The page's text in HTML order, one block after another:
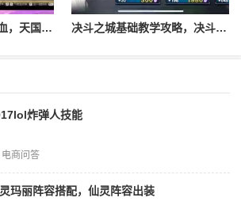
天国拯救如何洗装备血，天国拯救怎么洗衣服 决斗之城基础教学攻略，决斗之城教学攻略2111
炸弹人技能
电商问答
玛丽阵容搭配，仙灵阵容出装